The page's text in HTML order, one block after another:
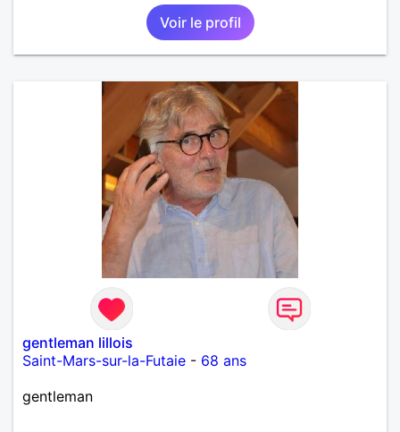
Voir le profil
gentleman lillois
Saint-Mars-sur-la-Futaie - 68 ans
gentleman